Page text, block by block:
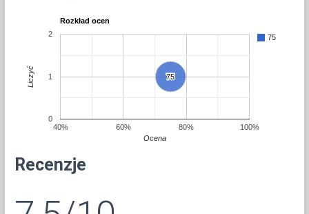
Rozkład ocen
75
75
75
40% 60% 80% 100%
0
1
2
Ocena
Liczyć
Recenzje